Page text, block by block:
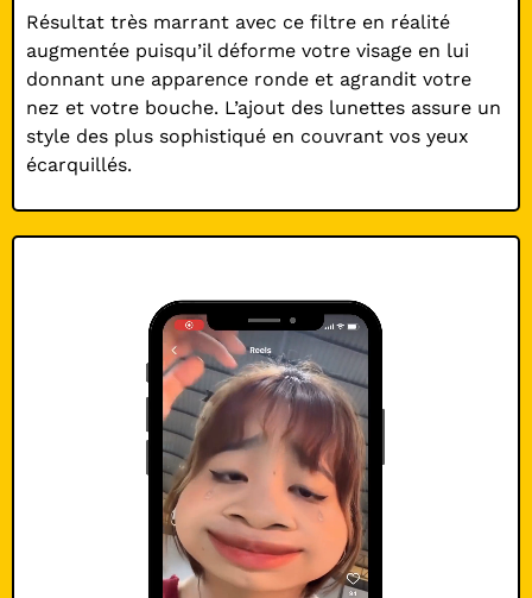
Résultat très marrant avec ce filtre en réalité
augmentée puisqu’il déforme votre visage en lui
donnant une apparence ronde et agrandit votre
nez et votre bouche. L’ajout des lunettes assure un
style des plus sophistiqué en couvrant vos yeux
écarquillés.